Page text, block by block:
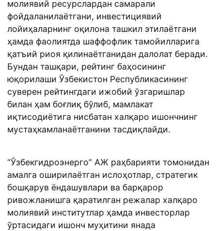
молиявий ресурслардан самарали
фойдаланилаётгани, инвестициявий
лойиҳаларнинг оқилона ташкил этилаётгани
ҳамда фаолиятда шаффофлик тамойилларига
қатъий риоя қилинаётганидан далолат беради.
Бундан ташқари, рейтинг баҳосининг
юқорилаши Ўзбекистон Республикасининг
суверен рейтингдаги ижобий ўзгаришлар
билан ҳам боғлиқ бўлиб, мамлакат
иқтисодиётига нисбатан халқаро ишончнинг
мустаҳкамланаётганини тасдиқлайди.
“Ўзбекгидроэнерго” АЖ раҳбарияти томонидан
амалга оширилаётган ислоҳотлар, стратегик
бошқарув ёндашувлари ва барқарор
ривожланишга қаратилган режалар халқаро
молиявий институтлар ҳамда инвесторлар
ўртасидаги ишонч муҳитини янада